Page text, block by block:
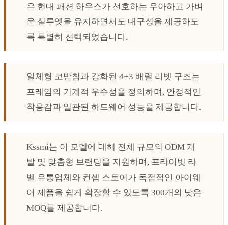
은 현대 패션 하우스가 선호하는 우아하고 가벼
운 실루엣을 유지하면서도 내구성을 제공하도
록 특별히 선택되었습니다.
일체형 코받침과 강화된 4+3 배럴 리벳 구조는
프레임의 기계적 우수성을 정의하며, 안정적인
착용감과 일관된 하드웨어 성능을 제공합니다.
Kssmi는 이 모델에 대해 전체 규모의 ODM 개
발 및 맞춤형 브랜딩을 지원하며, 프라이빗 라
벨 유통업체와 컨셉 스토어가 독점적인 아이웨
어 제품을 쉽게 확장할 수 있도록 300개의 낮은
MOQ를 제공합니다.